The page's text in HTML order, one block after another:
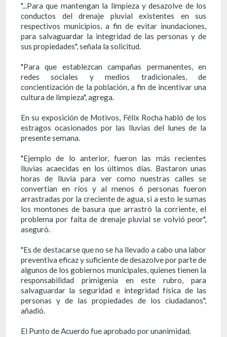
"...Para que mantengan la limpieza y desazolve de los
conductos del drenaje pluvial existentes en sus
respectivos municipios, a fin de evitar inundaciones,
para salvaguardar la integridad de las personas y de
sus propiedades", señala la solicitud.
"Para que establezcan campañas permanentes, en
redes sociales y medios tradicionales, de
concientización de la población, a fin de incentivar una
cultura de limpieza", agrega.
En su exposición de Motivos, Félix Rocha habló de los
estragos ocasionados por las lluvias del lunes de la
presente semana.
"Ejemplo de lo anterior, fueron las más recientes
lluvias acaecidas en los últimos días. Bastaron unas
horas de lluvia para ver como nuestras calles se
convertían en ríos y al menos 6 personas fueron
arrastradas por la creciente de agua, si a esto le sumas
los montones de basura que arrastró la corriente, el
problema por falta de drenaje pluvial se volvió peor",
aseguró.
"Es de destacarse que no se ha llevado a cabo una labor
preventiva eficaz y suficiente de desazolve por parte de
algunos de los gobiernos municipales, quienes tienen la
responsabilidad primigenia en este rubro, para
salvaguardar la seguridad e integridad física de las
personas y de las propiedades de los ciudadanos",
añadió.
El Punto de Acuerdo fue aprobado por unanimidad.